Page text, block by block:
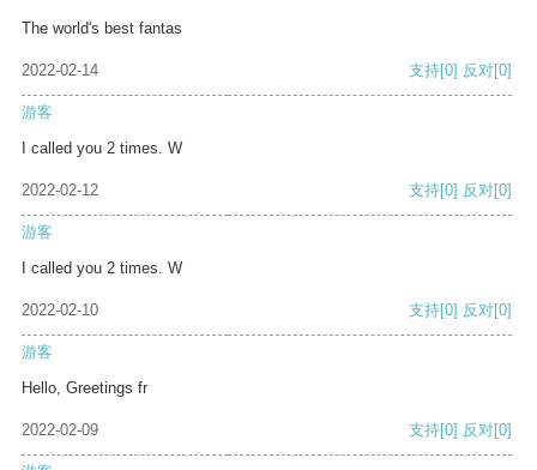
The world's best fantas
2022-02-14 支持[0] 反对[0]
游客
I called you 2 times. W
2022-02-12 支持[0] 反对[0]
游客
I called you 2 times. W
2022-02-10 支持[0] 反对[0]
游客
Hello, Greetings fr
2022-02-09 支持[0] 反对[0]